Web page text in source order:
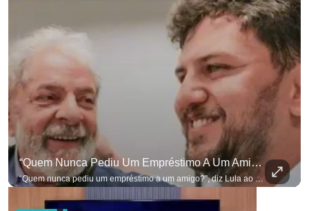
“Quem Nunca Pediu Um Empréstimo A Um Amigo?”, Diz Lula Ao Defender Seu Ex-Chefe De Gabinete
“Quem nunca pediu um empréstimo a um amigo?”, diz Lula ao defender seu ex-chefe de gabinete Marcola, que recebeu R$ 249 mil de uma empresa ligada a uma amiga de Lulinha. #OAntagonista Se você busca informação com credibilidade, inscreva-se agora e ative o